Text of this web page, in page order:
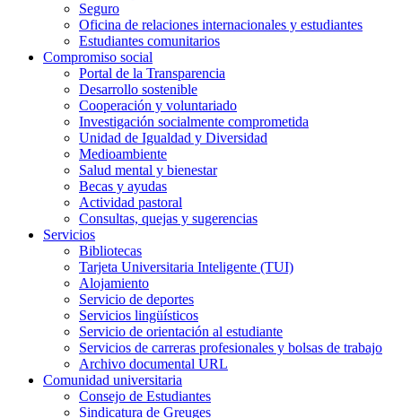
Seguro
Oficina de relaciones internacionales y estudiantes
Estudiantes comunitarios
Compromiso social
Portal de la Transparencia
Desarrollo sostenible
Cooperación y voluntariado
Investigación socialmente comprometida
Unidad de Igualdad y Diversidad
Medioambiente
Salud mental y bienestar
Becas y ayudas
Actividad pastoral
Consultas, quejas y sugerencias
Servicios
Bibliotecas
Tarjeta Universitaria Inteligente (TUI)
Alojamiento
Servicio de deportes
Servicios lingüísticos
Servicio de orientación al estudiante
Servicios de carreras profesionales y bolsas de trabajo
Archivo documental URL
Comunidad universitaria
Consejo de Estudiantes
Sindicatura de Greuges